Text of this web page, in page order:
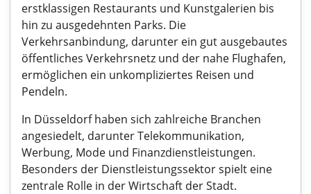
erstklassigen Restaurants und Kunstgalerien bis
hin zu ausgedehnten Parks. Die
Verkehrsanbindung, darunter ein gut ausgebautes
öffentliches Verkehrsnetz und der nahe Flughafen,
ermöglichen ein unkompliziertes Reisen und
Pendeln.
In Düsseldorf haben sich zahlreiche Branchen
angesiedelt, darunter Telekommunikation,
Werbung, Mode und Finanzdienstleistungen.
Besonders der Dienstleistungssektor spielt eine
zentrale Rolle in der Wirtschaft der Stadt.